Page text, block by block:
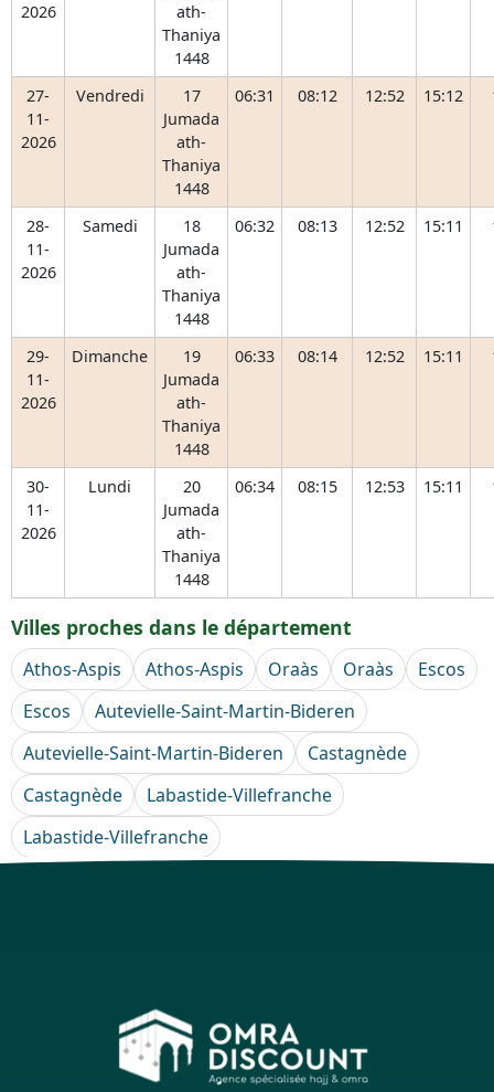
2026
ath-
Thaniya
1448
27-
11-
2026
Vendredi
17
Jumada
ath-
Thaniya
1448
06:31 08:12 12:52 15:12
28-
11-
2026
Samedi
18
Jumada
ath-
Thaniya
1448
06:32 08:13 12:52 15:11
29-
11-
2026
Dimanche
19
Jumada
ath-
Thaniya
1448
06:33 08:14 12:52 15:11
30-
11-
2026
Lundi
20
Jumada
ath-
Thaniya
1448
06:34 08:15 12:53 15:11
Villes proches dans le département
Athos-Aspis Athos-Aspis Oraàs Oraàs
Escos
Escos
Autevielle-Saint-Martin-Bideren
Autevielle-Saint-Martin-Bideren
Castagnède
Castagnède
Labastide-Villefranche
Labastide-Villefranche